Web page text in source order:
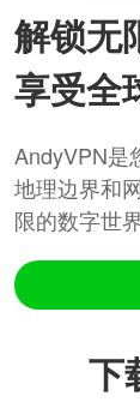
解锁无
享受全
AndyVPN是
地理边界和
限的数字世
下